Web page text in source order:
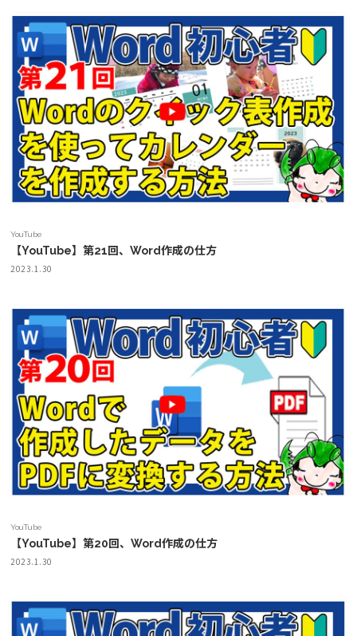
YouTube
【YouTube】第21回、Word作成の仕方
2023.1.30
YouTube
【YouTube】第20回、Word作成の仕方
2023.1.30